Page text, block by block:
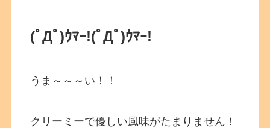
(ﾟДﾟ)ｳﾏｰ!(ﾟДﾟ)ｳﾏｰ!
うま～～～い！！
クリーミーで優しい風味がたまりません！